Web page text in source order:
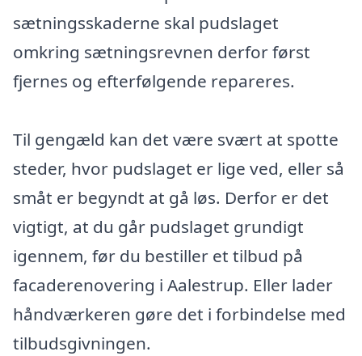
sætningsskaderne skal pudslaget
omkring sætningsrevnen derfor først
fjernes og efterfølgende repareres.
Til gengæld kan det være svært at spotte
steder, hvor pudslaget er lige ved, eller så
småt er begyndt at gå løs. Derfor er det
vigtigt, at du går pudslaget grundigt
igennem, før du bestiller et tilbud på
facaderenovering i Aalestrup. Eller lader
håndværkeren gøre det i forbindelse med
tilbudsgivningen.